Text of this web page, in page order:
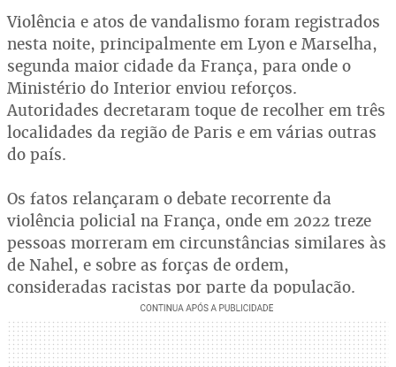
Violência e atos de vandalismo foram registrados
nesta noite, principalmente em Lyon e Marselha,
segunda maior cidade da França, para onde o
Ministério do Interior enviou reforços.
Autoridades decretaram toque de recolher em três
localidades da região de Paris e em várias outras
do país.
Os fatos relançaram o debate recorrente da
violência policial na França, onde em 2022 treze
pessoas morreram em circunstâncias similares às
de Nahel, e sobre as forças de ordem,
consideradas racistas por parte da população.